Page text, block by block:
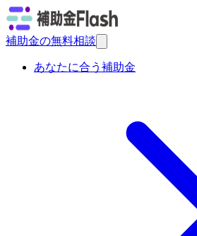
補助金の無料相談
あなたに合う補助金